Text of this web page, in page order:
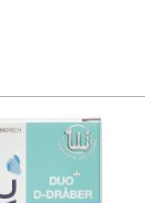
gener. Det
en mere
dosis.